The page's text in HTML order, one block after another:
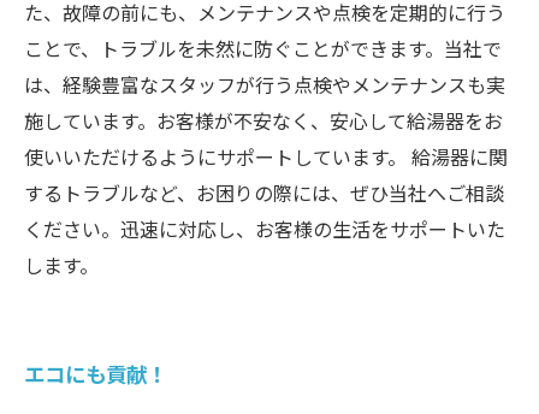
た、故障の前にも、メンテナンスや点検を定期的に行う
ことで、トラブルを未然に防ぐことができます。当社で
は、経験豊富なスタッフが行う点検やメンテナンスも実
施しています。お客様が不安なく、安心して給湯器をお
使いいただけるようにサポートしています。 給湯器に関
するトラブルなど、お困りの際には、ぜひ当社へご相談
ください。迅速に対応し、お客様の生活をサポートいた
します。
エコにも貢献！